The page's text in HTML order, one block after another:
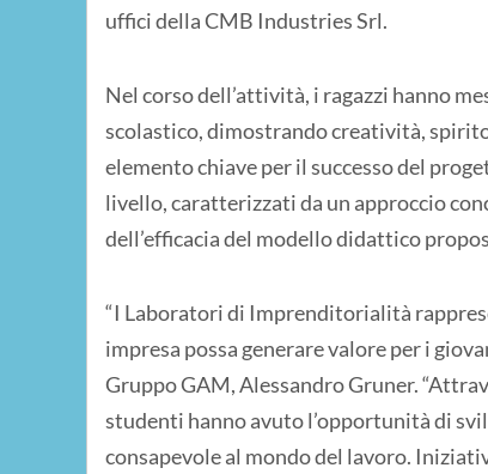
uffici della CMB Industries Srl.
Nel corso dell’attività, i ragazzi hanno
scolastico, dimostrando creatività,
elemento chiave per il successo del
livello, caratterizzati da un approccio
dell’efficacia del modello didattico
“I Laboratori di Imprenditorialità
impresa possa generare valore per i
Gruppo GAM, Alessandro Gruner.
studenti hanno avuto l’opportunità di
consapevole al mondo del lavoro.